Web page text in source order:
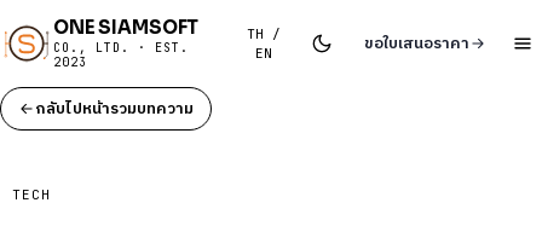
ONE SIAMSOFT
CO., LTD. · EST.
2023
TH /
EN
ขอใบเสนอราคา
กลับไปหน้ารวมบทความ
TECH